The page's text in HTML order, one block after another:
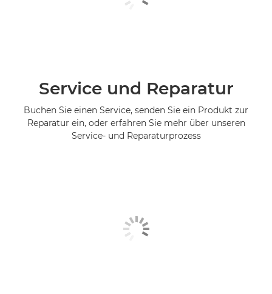
Service und Reparatur
Buchen Sie einen Service, senden Sie ein Produkt zur
Reparatur ein, oder erfahren Sie mehr über unseren
Service- und Reparaturprozess